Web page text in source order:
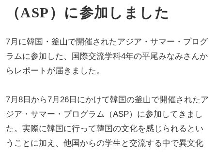
（ASP）に参加しました
7月に韓国・釜山で開催されたアジア・サマー・プログ
ラムに参加した、国際交流学科4年の平尾みなみさんか
らレポートが届きました。
7月8日から7月26日にかけて韓国の釜山で開催されたア
ジア・サマー・プログラム（ASP）に参加してきまし
た。実際に韓国に行って韓国の文化を感じられるとい
うことに加え、他国からの学生と交流する中で異文化